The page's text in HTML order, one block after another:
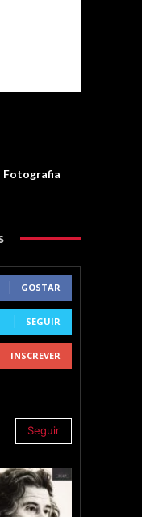
Fotografia
GOSTAR
SEGUIR
INSCREVER
Seguir